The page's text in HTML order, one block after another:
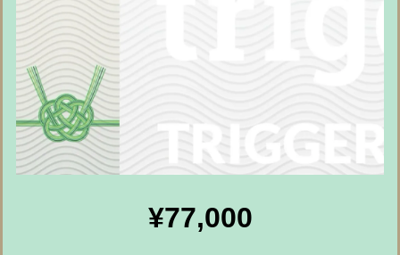
¥77,000